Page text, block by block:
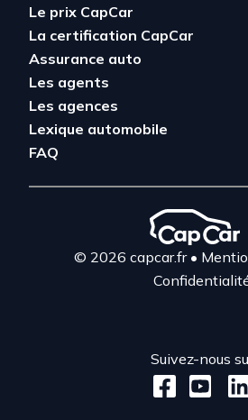
Le prix CapCar
La certification CapCar
Assurance auto
Les agents
Les agences
Lexique automobile
FAQ
© 2026 capcar.fr•
Suivez-nous